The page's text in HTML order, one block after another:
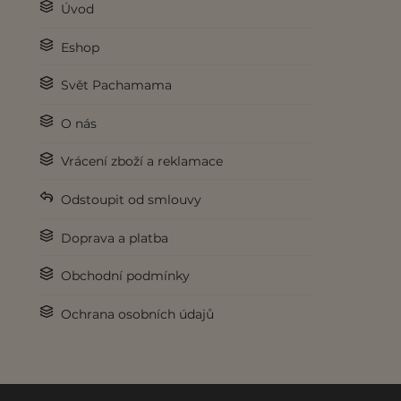
Úvod
Eshop
Svět Pachamama
O nás
Vrácení zboží a reklamace
Odstoupit od smlouvy
Doprava a platba
Obchodní podmínky
Ochrana osobních údajů